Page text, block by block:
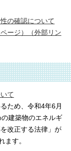
の確認について
ージ）
（外部リン
て
ため、令和4年6月
建築物のエネルギ
改正する法律」が
ます。